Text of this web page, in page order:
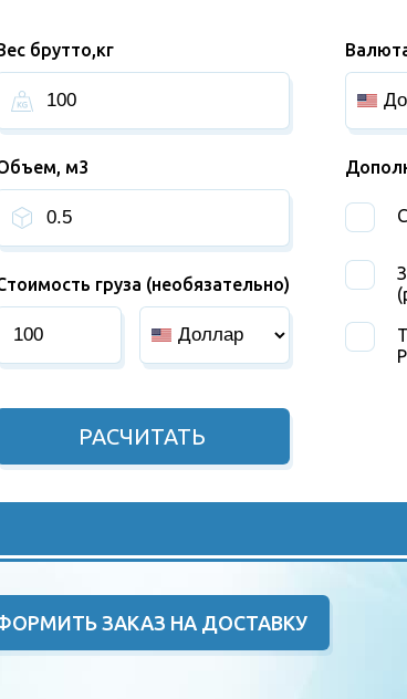
брутто,кг
м3
груза (необязательно)
РАСЧИТАТЬ
ЗАКАЗ НА ДОСТАВКУ